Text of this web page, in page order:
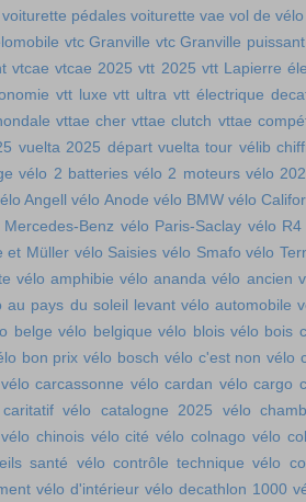
voiturette pédales voiturette vae vol de
vtc Granville vtc Granville puissant
vtcae vtcae 2025 vtt 2025 vtt Lapierre
vtt luxe vtt ultra vtt électrique
vttae cher vttae clutch vttae
vuelta 2025 départ vuelta tour vélib
vélo 2 batteries vélo 2 moteurs vélo
Angell vélo Anode vélo BMW vélo
Mercedes-Benz vélo Paris-Saclay vélo R4
et Müller vélo Saisies vélo Smafo vélo
vélo amphibie vélo ananda vélo ancien
au pays du soleil levant vélo automobile
belge vélo belgique vélo blois vélo bois
bon prix vélo bosch vélo c'est non vélo
vélo carcassonne vélo cardan vélo cargo
vélo catalogne 2025
vélo
vélo chinois vélo cité vélo colnago vélo
santé vélo contrôle technique vélo
vélo d'intérieur vélo decathlon 1000